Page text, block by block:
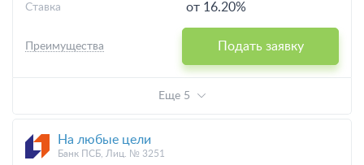
от 16.20%
Ставка
Подать заявку
Преимущества
Еще 5
На любые цели
Банк ПСБ, Лиц. № 3251